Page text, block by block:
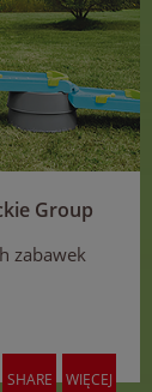
Group
zabawek
SHARE WIĘCEJ